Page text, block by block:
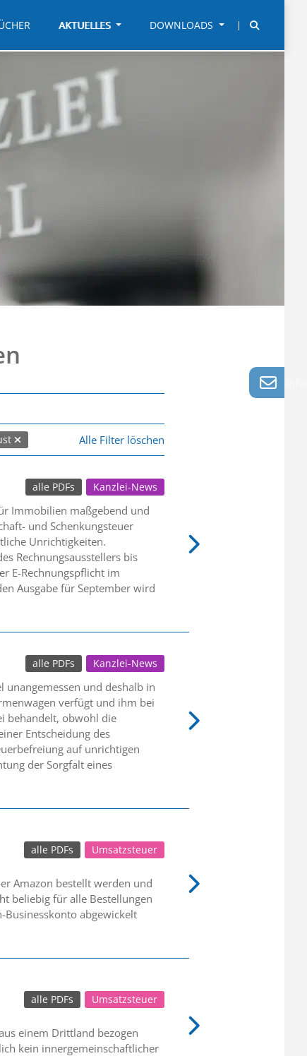
AKTUELLES DOWNLOADS
Alle Filter löschen
Kanzlei-News
alle PDFs
Immobilien maßgebend und
und Schenkungsteuer
Unrichtigkeiten.
Rechnungsausstellers bis
E-Rechnungspflicht im
Ausgabe für September wird
Kanzlei-News
alle PDFs
unangemessen und deshalb in
verfügt und ihm bei
behandelt, obwohl die
Entscheidung des
auf unrichtigen
der Sorgfalt eines
Umsatzsteuer
alle PDFs
Amazon bestellt werden und
beliebig für alle Bestellungen
abgewickelt
Umsatzsteuer
alle PDFs
einem Drittland bezogen
kein innergemeinschaftlicher